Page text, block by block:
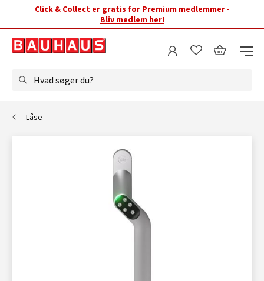
Click & Collect er gratis for Premium medlemmer -
Bliv medlem her!
Hvad søger du?
Låse